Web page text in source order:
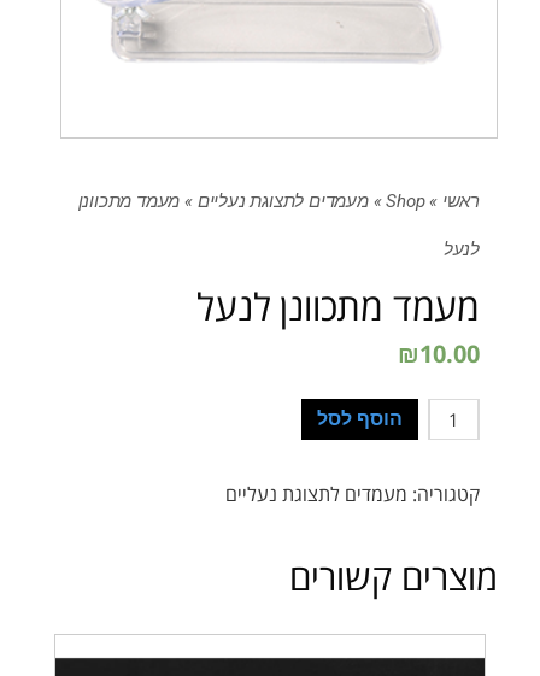
ראשי »
Shop
» מעמדים לתצוגת נעליים » מעמד מתכוונן
לנעל
מעמד מתכוונן לנעל
₪10.00
כמות הוסף לסל
קטגוריה: מעמדים לתצוגת נעליים
מוצרים קשורים